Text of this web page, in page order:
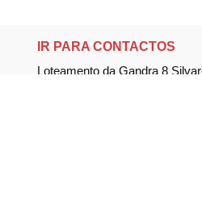
IR PARA CONTACTOS
Loteamento da Gandra 8